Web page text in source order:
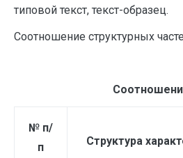
типовой текст, текст-образец.
Соотношение структурных
№ п/
п
Структура